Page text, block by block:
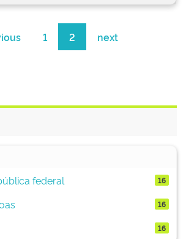
1 2 next
federal
16
16
16